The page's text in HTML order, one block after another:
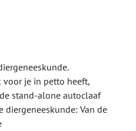
voor je in petto heeft,
stand-alone autoclaaf
Van de